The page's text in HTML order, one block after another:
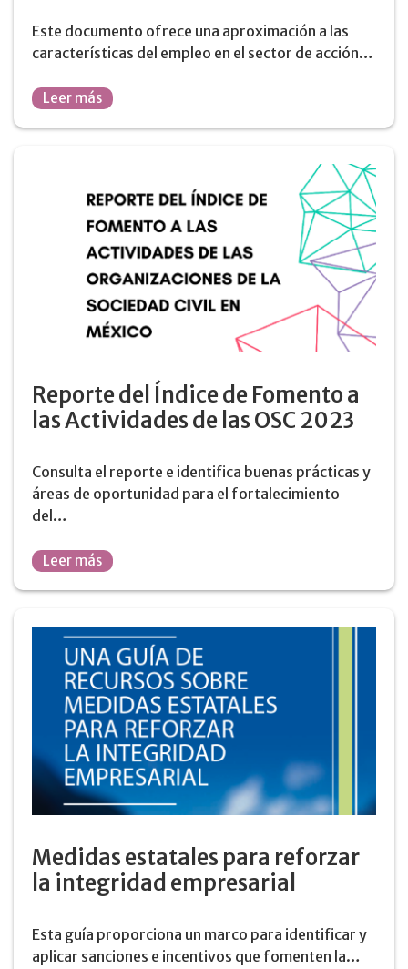
Este documento ofrece una aproximación a las
características del empleo en el sector de acción…
Leer más
Reporte del Índice de Fomento a
las Actividades de las OSC 2023
Consulta el reporte e identifica buenas prácticas y
áreas de oportunidad para el fortalecimiento
del…
Leer más
Medidas estatales para reforzar
la integridad empresarial
Esta guía proporciona un marco para identificar y
aplicar sanciones e incentivos que fomenten la…